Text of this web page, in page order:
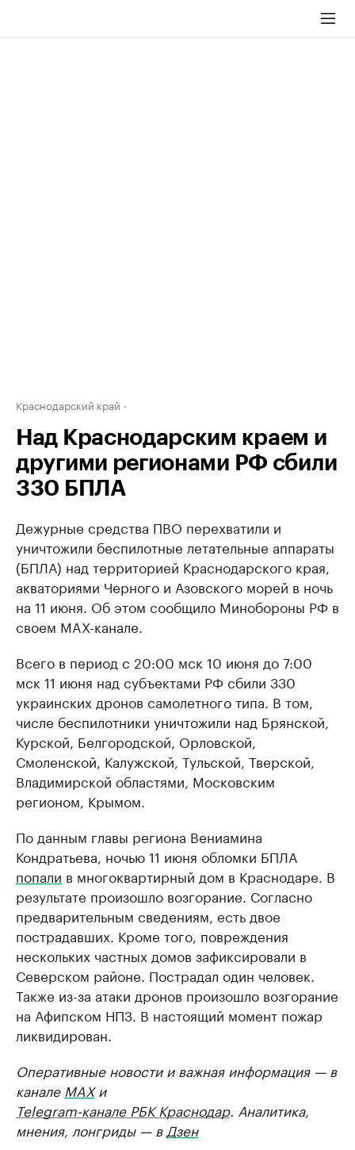
Краснодарский край
Над Краснодарским краем и
другими регионами РФ сбили
330 БПЛА
Дежурные средства ПВО перехватили и
уничтожили беспилотные летательные аппараты
(БПЛА) над территорией Краснодарского края,
акваториями Черного и Азовского морей в ночь
на 11 июня. Об этом сообщило Минобороны РФ в
своем MAX-канале.
Всего в период с 20:00 мск 10 июня до 7:00
мск 11 июня над субъектами РФ сбили 330
украинских дронов самолетного типа. В том,
числе беспилотники уничтожили над Брянской,
Курской, Белгородской, Орловской,
Смоленской, Калужской, Тульской, Тверской,
Владимирской областями, Московским
регионом, Крымом.
По данным главы региона Вениамина
Кондратьева, ночью 11 июня обломки БПЛА
попали в многоквартирный дом в Краснодаре. В
результате произошло возгорание. Согласно
предварительным сведениям, есть двое
пострадавших. Кроме того, повреждения
нескольких частных домов зафиксировали в
Северском районе. Пострадал один человек.
Также из-за атаки дронов произошло возгорание
на Афипском НПЗ. В настоящий момент пожар
ликвидирован.
Оперативные новости и важная информация — в
канале MAXи
Telegram-канале РБК Краснодар. Аналитика,
мнения, лонгриды — в Дзен